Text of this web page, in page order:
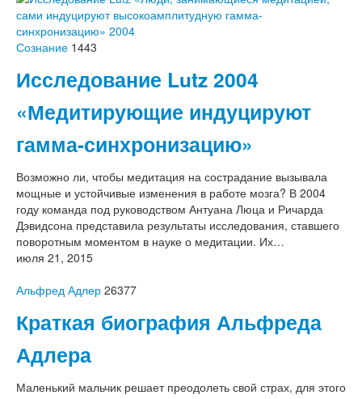
Сознание 1443
Исследование Lutz 2004
«Медитирующие индуцируют
гамма-синхронизацию»
Возможно ли, чтобы медитация на сострадание вызывала
мощные и устойчивые изменения в работе мозга? В 2004
году команда под руководством Антуана Люца и Ричарда
Дэвидсона представила результаты исследования, ставшего
поворотным моментом в науке о медитации. Их…
июля 21, 2015
Альфред Адлер 26377
Краткая биография Альфреда
Адлера
Маленький мальчик решает преодолеть свой страх, для этого